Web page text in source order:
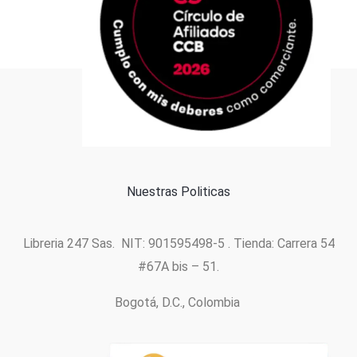
Formas de pago
Nuestras Politicas
Libreria 247 Sas. NIT: 901595498-5 . Tienda: Carrera 54
#67A bis – 51.
Bogotá, D.C., Colombia